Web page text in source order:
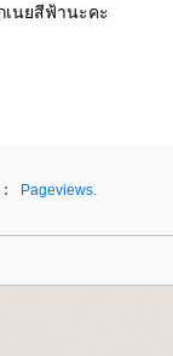
นยสีฟ้านะคะ
:
Pageviews.